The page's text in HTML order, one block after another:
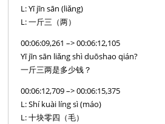
L: Yī jīn sān (liǎng)
L: 一斤三（两）
00:06:09,261 –> 00:06:12,105
Yī jīn sān liǎng shì duōshao qián?
一斤三两是多少钱？
00:06:12,709 –> 00:06:15,375
L: Shí kuài líng sì (máo)
L: 十块零四（毛）